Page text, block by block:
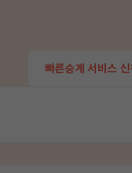
빠른승계 서비스 신